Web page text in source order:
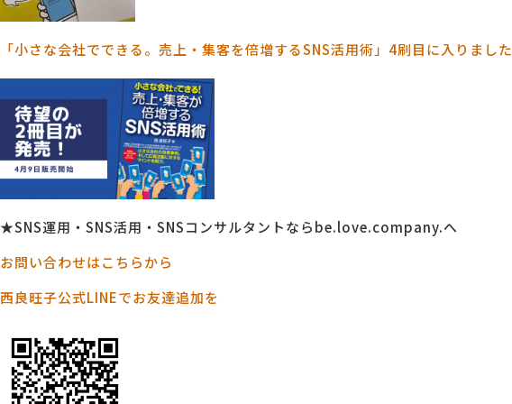
「小さな会社でできる。売上・集客を倍増するSNS活用術」4刷目に入りました
★SNS運用・SNS活用・SNSコンサルタントならbe.love.company.へ
お問い合わせはこちらから
西良旺子公式LINEでお友達追加を